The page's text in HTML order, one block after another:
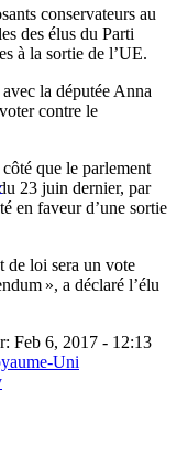
conservateurs au
des élus du Parti
à la sortie de l’UE.
la députée Anna
contre le
que le parlement
23 juin dernier, par
en faveur d’une sortie
de loi sera un vote
», a déclaré l’élu
Feb 6, 2017 - 12:13
Uni